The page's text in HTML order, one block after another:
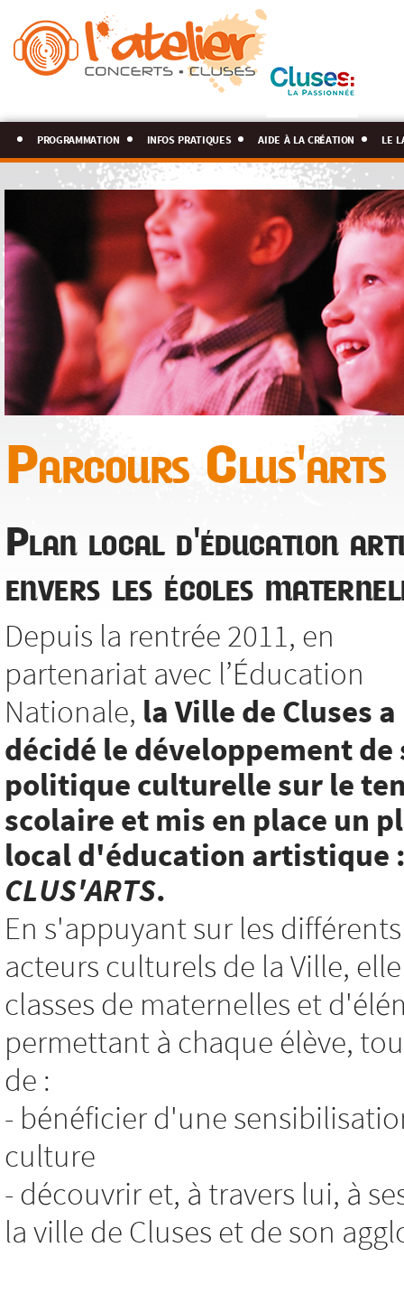
programmation infos pratiques aide à la création le
Parcours Clus'arts
Plan local d'éducation
envers les écoles
Depuis la rentrée 2011, en
partenariat avec l’Éducation
Nationale, la Ville de Cluses a
décidé le développement de
politique culturelle sur le
scolaire et mis en place un
local d'éducation artistique
CLUS'ARTS.
En s'appuyant sur les différents
acteurs culturels de la Ville,
classes de maternelles et
permettant à chaque élève,
de :
- bénéficier d'une
culture
- découvrir et, à travers lui, à
la ville de Cluses et de son